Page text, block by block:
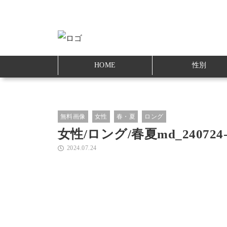
HOME 性別
無料画像 女性 春・夏 ロング
女性/ロング/春夏
2024.07.24